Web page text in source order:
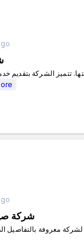
شركة